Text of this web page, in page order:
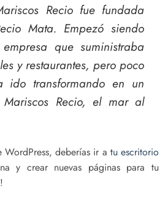
Recio fue fundada
Mata. Empezó siendo
que suministraba
y restaurantes, pero poco
transformando en un
Recio, el mar al
deberías ir a tu escritorio
y crear nuevas páginas para tu